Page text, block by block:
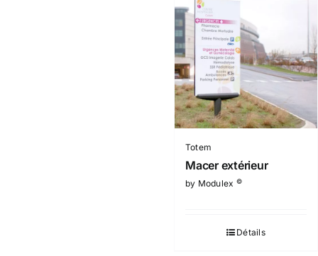
Totem
Macer extérieur
by Modulex ©
Détails